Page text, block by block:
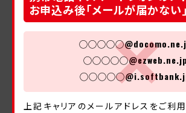
お申込み後「メールが届かない
◯◯◯◯◯@ezweb.ne.jp
上記キャリアのメールアドレスをご利